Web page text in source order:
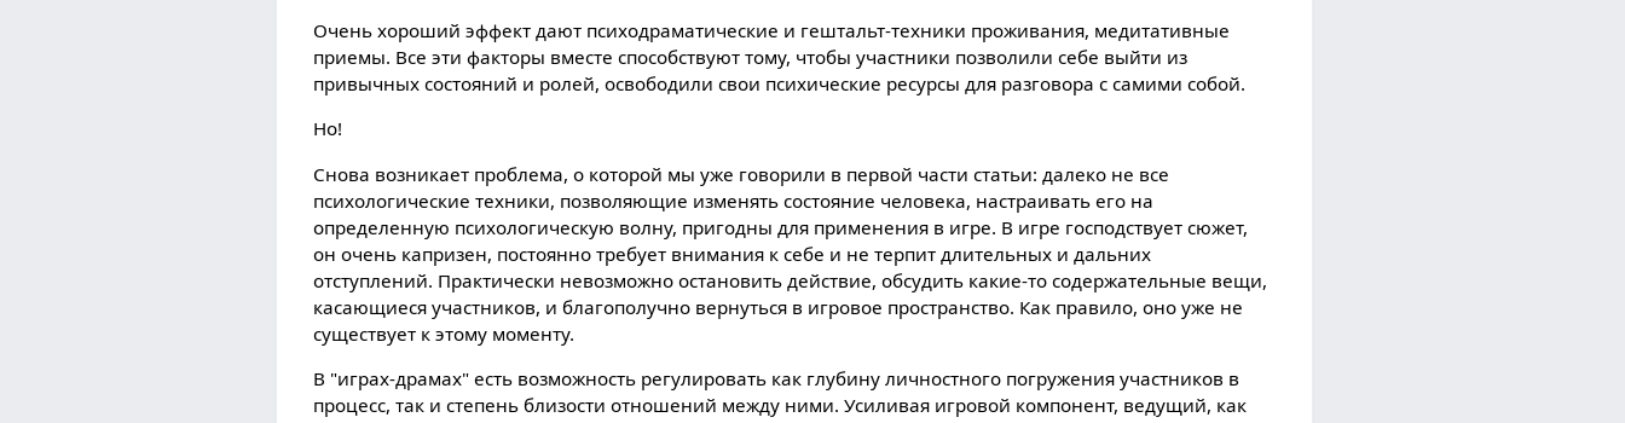
Очень хороший эффект дают психодраматические и гештальт-техники проживания, медитативные
приемы. Все эти факторы вместе способствуют тому, чтобы участники позволили себе выйти из
привычных состояний и ролей, освободили свои психические ресурсы для разговора с самими собой.
Но!
Снова возникает проблема, о которой мы уже говорили в первой части статьи: далеко не все
психологические техники, позволяющие изменять состояние человека, настраивать его на
определенную психологическую волну, пригодны для применения в игре. В игре господствует сюжет,
он очень капризен, постоянно требует внимания к себе и не терпит длительных и дальних
отступлений. Практически невозможно остановить действие, обсудить какие-то содержательные вещи,
касающиеся участников, и благополучно вернуться в игровое пространство. Как правило, оно уже не
существует к этому моменту.
В "играх-драмах" есть возможность регулировать как глубину личностного погружения участников в
процесс, так и степень близости отношений между ними. Усиливая игровой компонент, ведущий, как